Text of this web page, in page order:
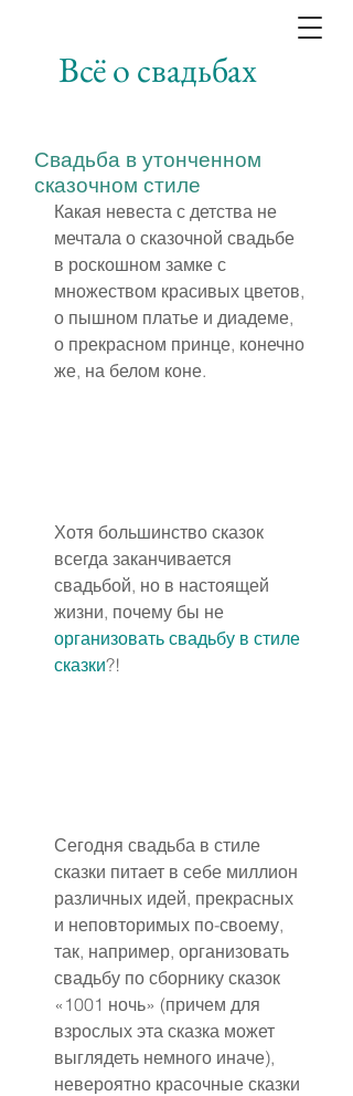
Всё о свадьбах
Свадьба в утонченном
сказочном стиле
Какая невеста с детства не
мечтала о сказочной свадьбе
в роскошном замке с
множеством красивых цветов,
о пышном платье и диадеме,
о прекрасном принце, конечно
же, на белом коне.
Хотя большинство сказок
всегда заканчивается
свадьбой, но в настоящей
жизни, почему бы не
организовать свадьбу в стиле
сказки?!
Сегодня свадьба в стиле
сказки питает в себе миллион
различных идей, прекрасных
и неповторимых по-своему,
так, например, организовать
свадьбу по сборнику сказок
«1001 ночь» (причем для
взрослых эта сказка может
выглядеть немного иначе),
невероятно красочные сказки